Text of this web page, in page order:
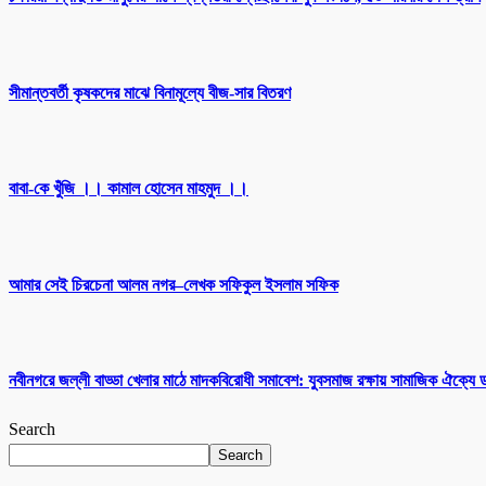
সীমান্তবর্তী কৃষকদের মাঝে বিনামূল্যে বীজ-সার বিতরণ
বাবা-কে খুঁজি ।। কামাল হোসেন মাহমুদ ।।
আমার সেই চিরচেনা আলম নগর–লেখক সফিকুল ইসলাম সফিক
নবীনগরে জল্লী বাড্ডা খেলার মাঠে মাদকবিরোধী সমাবেশ: যুবসমাজ রক্ষায় সামাজিক
Search
Search